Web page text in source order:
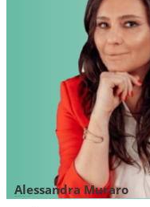
Alessandra Muraro